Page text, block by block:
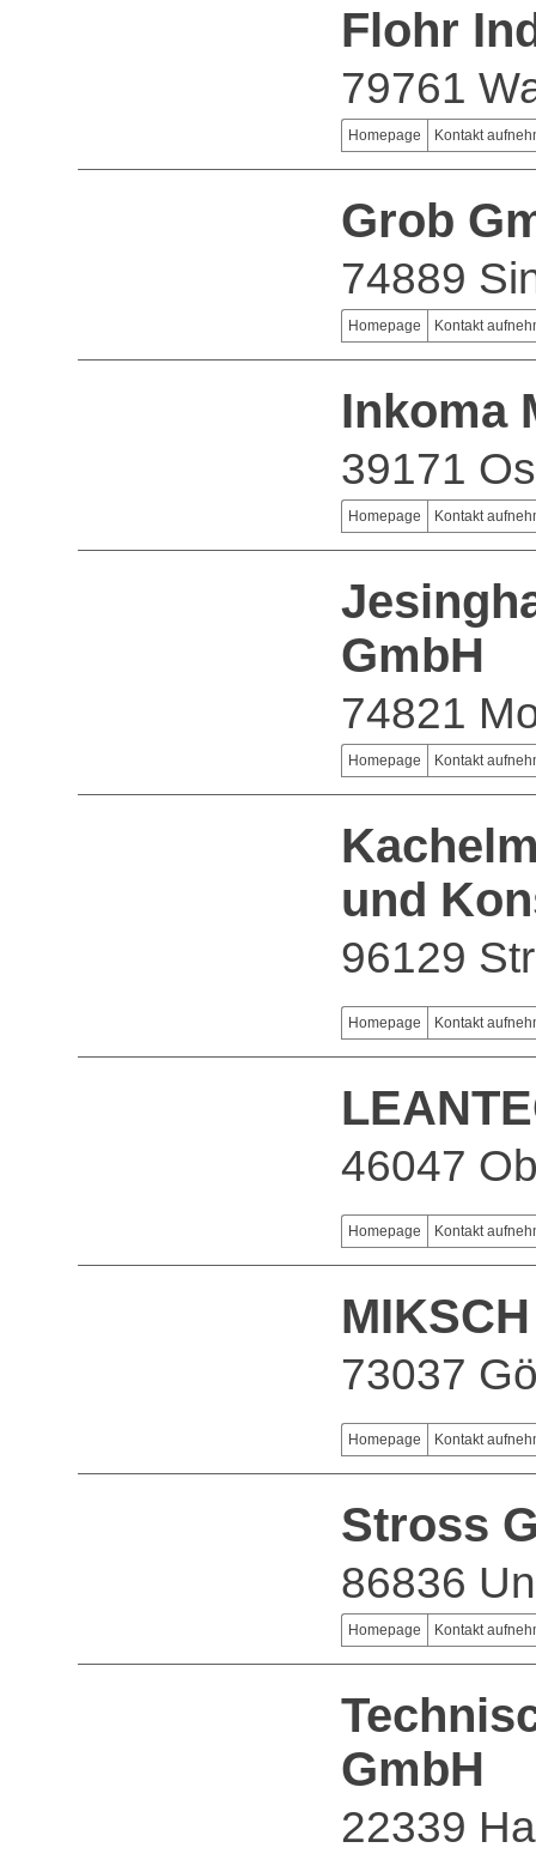
Flohr
79761
Homepage Kontakt
Grob
74889
Homepage Kontakt
Inkoma
39171
Homepage Kontakt
GmbH
74821
Homepage Kontakt
und
96129
Homepage Kontakt
46047
Homepage Kontakt
73037
Homepage Kontakt
Stross
86836
Homepage Kontakt
GmbH
22339